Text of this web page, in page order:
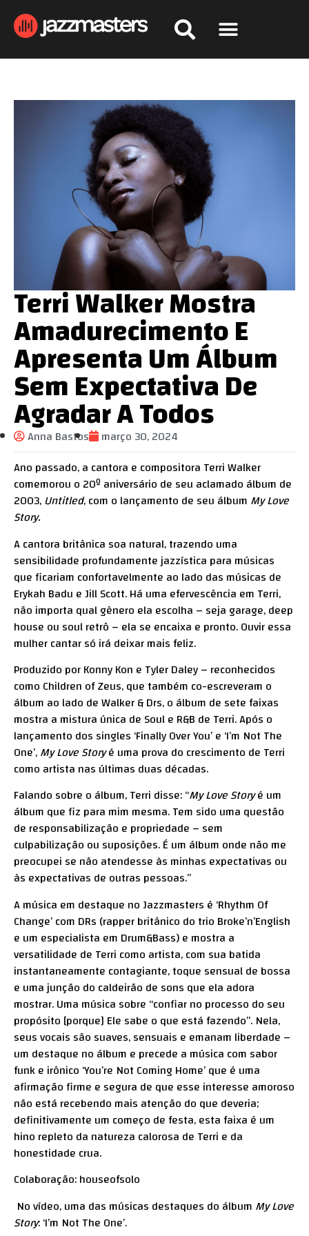
Terri Walker Mostra
Amadurecimento E
Apresenta Um Álbum
Sem Expectativa De
Agradar A Todos
Anna Bastos
março 30, 2024
Ano passado, a cantora e compositora Terri Walker
comemorou o 20º aniversário de seu aclamado álbum de
2003,Untitled, com o lançamento de seu álbum My Love
Story.
A cantora britânica soa natural, trazendo uma
sensibilidade profundamente jazzística para músicas
que ficariam confortavelmente ao lado das músicas de
Erykah Badu e Jill Scott. Há uma efervescência em Terri,
não importa qual gênero ela escolha – seja garage, deep
house ou soul retrô – ela se encaixa e pronto. Ouvir essa
mulher cantar só irá deixar mais feliz.
Produzido por Konny Kon e Tyler Daley – reconhecidos
como Children of Zeus, que também co-escreveram o
álbum ao lado de Walker & Drs, o álbum de sete faixas
mostra a mistura única de Soul e R&B de Terri. Após o
lançamento dos singles ‘Finally Over You’ e ‘I’m Not The
One’,My Love Storyé uma prova do crescimento de Terri
como artista nas últimas duas décadas.
Falando sobre o álbum, Terri disse: “My Love Storyé um
álbum que fiz para mim mesma. Tem sido uma questão
de responsabilização e propriedade – sem
culpabilização ou suposições. É um álbum onde não me
preocupei se não atendesse às minhas expectativas ou
às expectativas de outras pessoas.”
A música em destaque no Jazzmasters é ‘Rhythm Of
Change’ com DRs (rapper britânico do trio Broke’n’English
e um especialista em Drum&Bass) e mostra a
versatilidade de Terri como artista, com sua batida
instantaneamente contagiante, toque sensual de bossa
e uma junção do caldeirão de sons que ela adora
mostrar. Uma música sobre “confiar no processo do seu
propósito [porque] Ele sabe o que está fazendo”. Nela,
seus vocais são suaves, sensuais e emanam liberdade –
um destaque no álbum e precede a música com sabor
funk e irônico ‘You’re Not Coming Home’ que é uma
afirmação firme e segura de que esse interesse amoroso
não está recebendo mais atenção do que deveria;
definitivamente um começo de festa, esta faixa é um
hino repleto da natureza calorosa de Terri e da
honestidade crua.
Colaboração: houseofsolo
No vídeo, uma das músicas destaques do álbum My Love
Story: ‘I’m Not The One’.